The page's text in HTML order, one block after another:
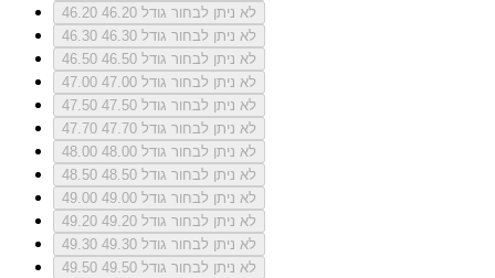
46.20
לא ניתן לבחור גודל 46.20
46.30
לא ניתן לבחור גודל 46.30
46.50
לא ניתן לבחור גודל 46.50
47.00
לא ניתן לבחור גודל 47.00
47.50
לא ניתן לבחור גודל 47.50
47.70
לא ניתן לבחור גודל 47.70
48.00
לא ניתן לבחור גודל 48.00
48.50
לא ניתן לבחור גודל 48.50
49.00
לא ניתן לבחור גודל 49.00
49.20
לא ניתן לבחור גודל 49.20
49.30
לא ניתן לבחור גודל 49.30
49.50
לא ניתן לבחור גודל 49.50